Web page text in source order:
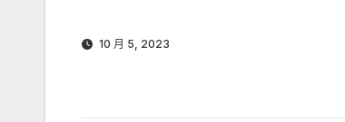
10 月 5, 2023